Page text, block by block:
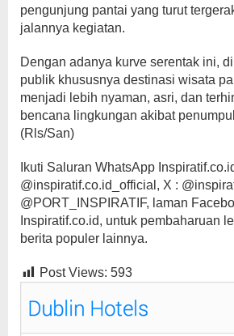
pengunjung pantai yang turut
jalannya kegiatan.
Dengan adanya kurve serentak ini,
publik khususnya destinasi wisata
menjadi lebih nyaman, asri, dan
bencana lingkungan akibat
(Rls/San)
Ikuti Saluran WhatsApp
@inspiratif.co.id_official, X :
@PORT_INSPIRATIF, laman
Inspiratif.co.id, untuk pembaharuan
berita populer lainnya.
Post Views: 593